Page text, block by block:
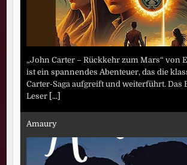
„John Carter – Rückkehr zum Mars“ von
ist ein spannendes Abenteuer, das die
Carter-Saga aufgreift und weiterführt. Das
Leser [...]
Amaury